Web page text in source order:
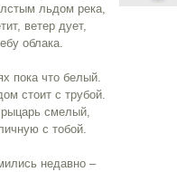
льдом река,
ветер дует,
облака.
пока что белый.
стоит с трубой.
смелый,
с тобой.
недавно –